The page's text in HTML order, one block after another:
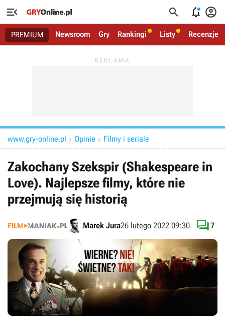
   
PREMIUM Newsroom Gry Rankingi Listy Recenzje
www.gry-online.pl  Opinie  Filmy i seriale
Zakochany Szekspir (Shakespeare in
Love). Najlepsze filmy, które nie
przejmują się historią
Marek Jura26 lutego 2022 09:30 7